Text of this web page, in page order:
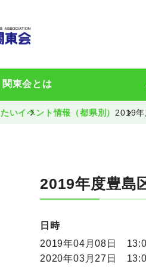
関東会とは
いイベント情報（都県別） 2019
2019年度豊島
日時
2019年04月08日
2020年03月27日